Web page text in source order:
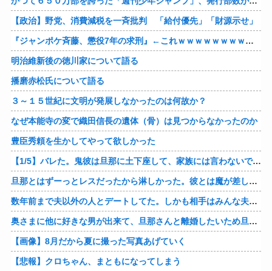
【政治】野党、消費減税を一斉批判 「給付優先」「財源示せ」
『ジャンポケ斉藤、懲役7年の求刑』←これｗｗｗｗｗｗｗｗｗｗｗｗｗｗｗｗｗｗ
明治維新後の徳川家について語る
播磨赤松氏について語る
３～１５世紀に文明が発展しなかったのは何故か？
なぜ本能寺の変で織田信長の遺体（骨）は見つからなかったのか
豊臣秀頼を生かしてやって欲しかった
【1/5】バレた。鬼彼は旦那に土下座して、家族には言わないで下さいって…。いつの間にか子供も出来ていたようで私はドン引きでした。→お前の旦那はお前にドン引きだよｗ
旦那とはずーっとレスだったから淋しかった。彼とは魔が差したというか恋に恋してしまって… 結婚してくれ！って言われたけど、それは彼が毎日色々したいだけ。やっと目が覚めた。
数年前まで夫以外の人とデートしてた。しかも相手はみんな夫の仕事関係の人。例えるなら夫はサッカーチームの管理栄養士、デート相手複数人は全員そのサッカーチーム選手みたいな。
奥さまに他に好きな男が出来て、旦那さんと離婚したいため旦那さんのＤＶをでっちあげて、まんまと周りを騙している話を聞いたのは、未来の鬼女たちだったｗ
【画像】8月だから夏に撮った写真あげていく
【悲報】クロちゃん、まともになってしまう